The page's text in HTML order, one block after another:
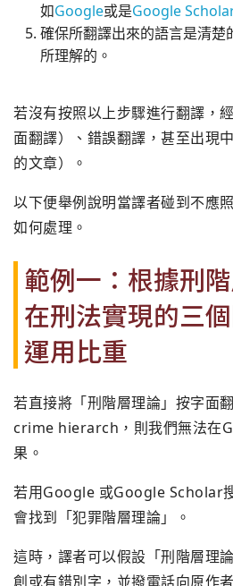
如Google或是Google
確保所翻譯出來的語言是清楚
所理解的。
若沒有按照以上步驟進行翻譯，
面翻譯）、錯誤翻譯，甚至出現
的文章）。
以下便舉例說明當譯者碰到不應
如何處理。
範例一：根據刑
在刑法實現的三
運用比重
若直接將「刑階層理論」按字
crime hierarch，則我們無法在
果。
若用Google 或Google Scholar
會找到「犯罪階層理論」。
這時，譯者可以假設「刑階層理
創或有錯別字，並撥電話向原作